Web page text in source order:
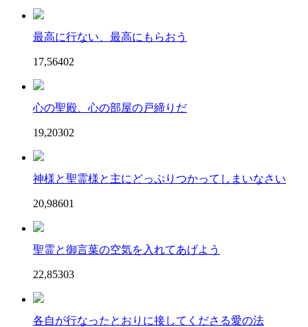
最高に行ない、最高にもらおう
17,56402
心の聖殿、心の部屋の戸締りだ
19,20302
神様と聖霊様と主にどっぷりつかってしまいなさい
20,98601
聖霊と御言葉の空気を入れてあげよう
22,85303
各自が行なったとおりに接してくださる愛の法